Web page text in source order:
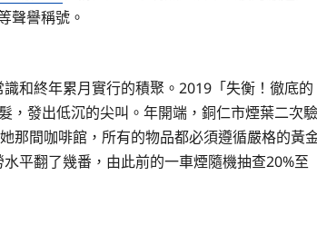
聲譽稱號。
和終年累月實行的積聚。2019「失衡！徹底的
，發出低沉的尖叫。年開端，銅仁市煙葉二次驗
她那間咖啡館，所有的物品都必須遵循嚴格的黃
平翻了幾番，由此前的一車煙隨機抽查20%至